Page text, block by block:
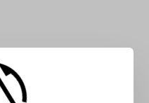
into the box: